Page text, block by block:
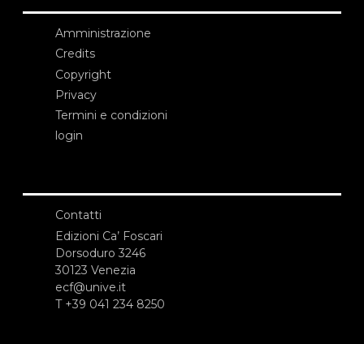
Amministrazione
Credits
Copyright
Privacy
Termini e condizioni
login
Contatti
Edizioni Ca’ Foscari
Dorsoduro 3246
30123 Venezia
ecf@unive.it
T +39 041 234 8250